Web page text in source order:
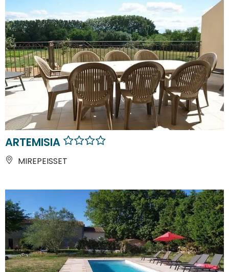
ARTEMISIA
MIREPEISSET